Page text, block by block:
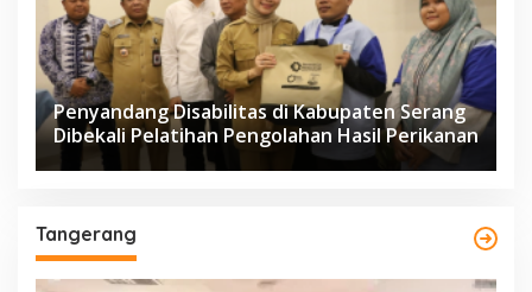
Penyandang Disabilitas di Kabupaten Serang
Dibekali Pelatihan Pengolahan Hasil Perikanan
Tangerang